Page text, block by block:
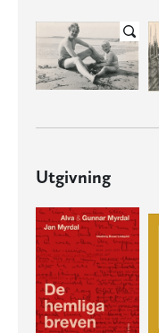
Utgivning